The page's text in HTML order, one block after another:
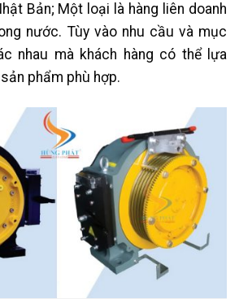
Bản; Một loại là hàng liên doanh
nước. Tùy vào nhu cầu và mục
nhau mà khách hàng có thể lựa
phẩm phù hợp.